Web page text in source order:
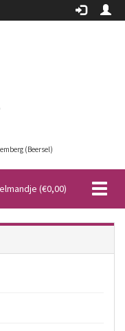
(Beersel)
(€0,00)